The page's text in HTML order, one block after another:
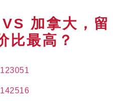
加拿大，留
比最高？